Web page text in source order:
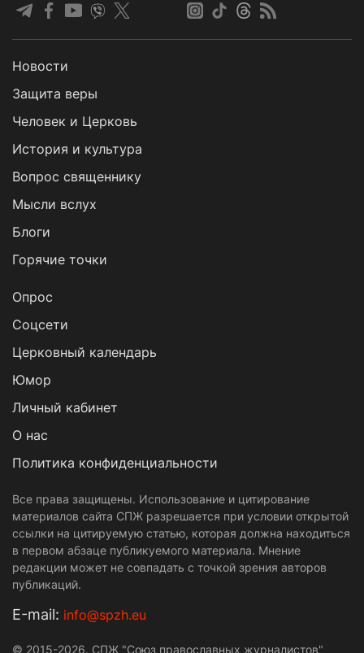
Новости
Защита веры
Человек и Церковь
История и культура
Вопрос священнику
Мысли вслух
Блоги
Горячие точки
Опрос
Cоцсети
Церковный календарь
Юмор
Личный кабинет
О нас
Политика конфиденциальности
Все права защищены. Использование и цитирование
материалов сайта СПЖ разрешается при условии открытой
ссылки на цитируемую статью, которая должна находиться
в первом абзаце публикуемого материала. Мнение
редакции может не совпадать с точкой зрения авторов
публикаций.
Е-mail: info@spzh.eu
© 2015-2026. СПЖ "Союз православных журналистов"